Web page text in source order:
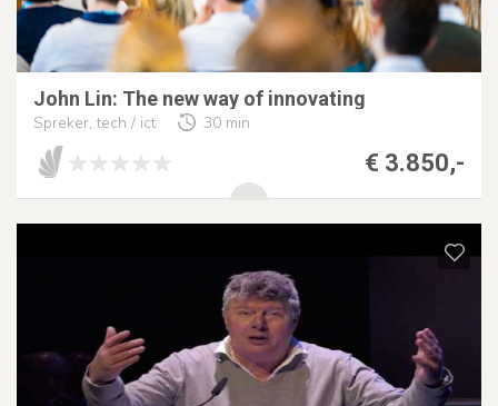
John Lin: The new way of innovating
Spreker, tech / ict 30 min
€ 3.850,-